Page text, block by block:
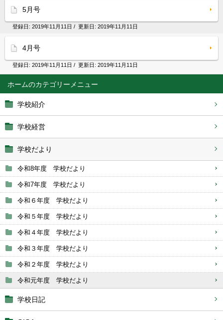
ホーム
学校紹介
学校経営
学校だより
令和8年度 学校だより
令和7年度 学校だより
令和６年度 学校だより
令和５年度 学校だより
令和４年度 学校だより
令和３年度 学校だより
令和２年度 学校だより
令和元年度 学校だより
学校日記
5月号
登録日: 2019年11月11日 / 更新日: 2019年11月11日
4月号
登録日: 2019年11月11日 / 更新日: 2019年11月11日